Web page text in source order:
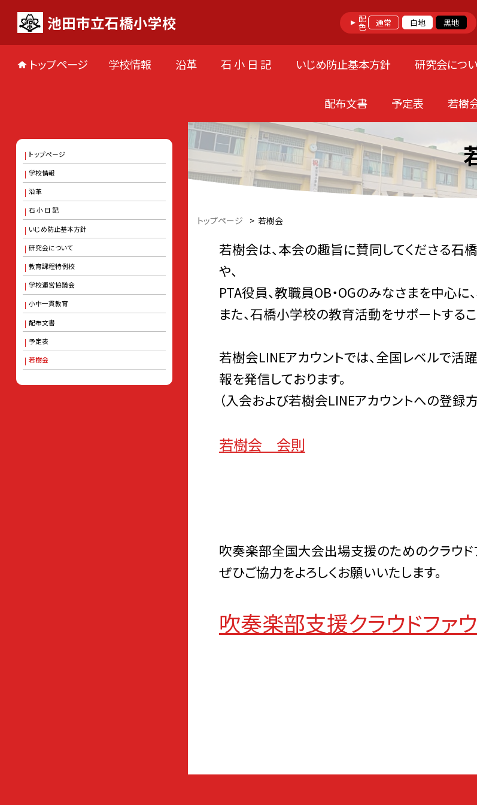
池田市立石橋小学校 配色 通常 白地 黒地
トップページ 学校情報 沿革 石 小 日 記 いじめ防止基本方針 研究会につ
配布文書 予定表 若樹
トップページ > 若樹会
若樹会は、本会の趣旨に賛同してくださる
や、
PTA役員、教職員OB・OGのみなさまを中心に
また、石橋小学校の教育活動をサポートする
若樹会LINEアカウントでは、全国レベルで活
報を発信しております。
（入会および若樹会LINEアカウントへの登録
若樹会 会則
吹奏楽部全国大会出場支援のためのクラウド
ぜひご協力をよろしくお願いいたします。
吹奏楽部支援クラウドファ
トップページ
学校情報
沿革
石 小 日 記
いじめ防止基本方針
研究会について
教育課程特例校
学校運営協議会
小中一貫教育
配布文書
予定表
若樹会